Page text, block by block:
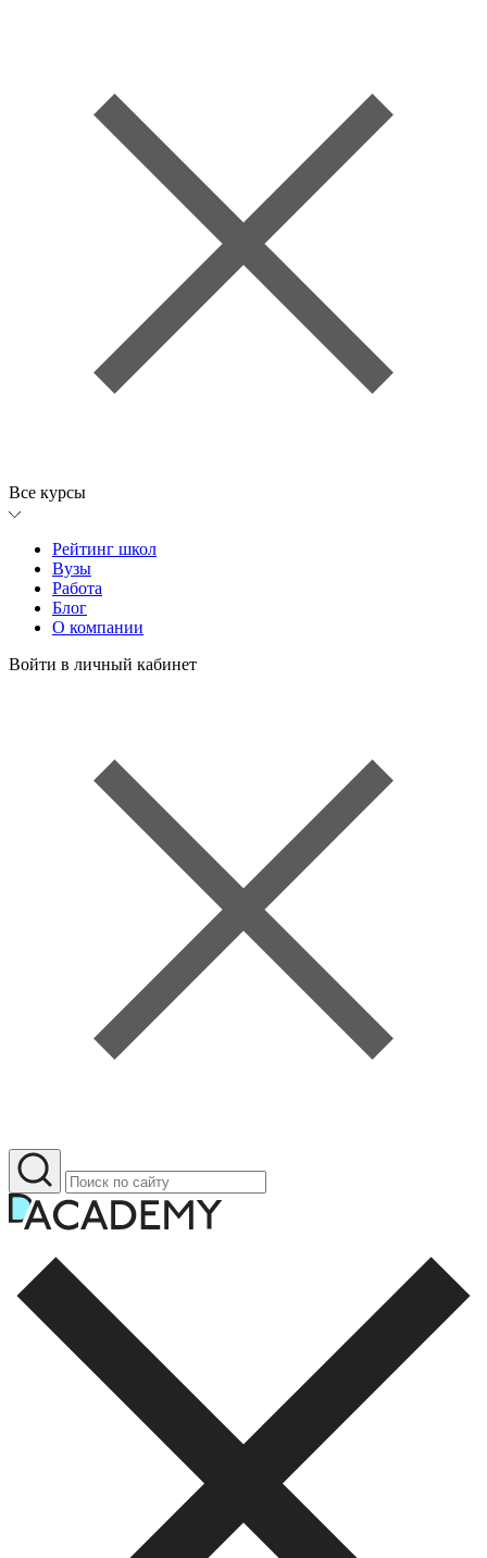
Все курсы
Рейтинг школ
Вузы
Работа
Блог
О компании
Войти в личный кабинет